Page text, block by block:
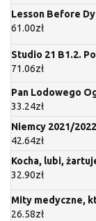
Lesson Before
61.00zł
Studio 21 B1.2.
71.06zł
Pan Lodowego
33.24zł
Niemcy 2021/
42.64zł
Kocha, lubi,
32.90zł
Mity medyczne,
26.58zł